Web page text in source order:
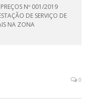
Nº 001/2019
DE SERVIÇO DE
NA ZONA
0